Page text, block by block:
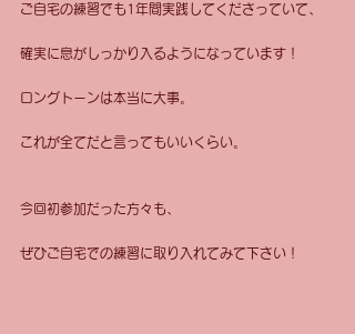
ご自宅の練習でも1年間実践してくださっていて、
確実に息がしっかり入るようになっています！
ロングトーンは本当に大事。
これが全てだと言ってもいいくらい。
今回初参加だった方々も、
ぜひご自宅での練習に取り入れてみて下さい！